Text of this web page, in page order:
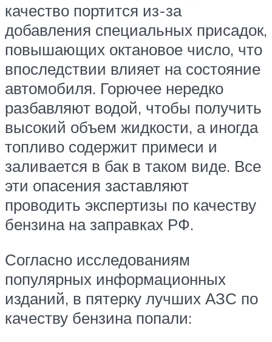
качество портится из-за
добавления специальных присадок,
повышающих октановое число, что
впоследствии влияет на состояние
автомобиля. Горючее нередко
разбавляют водой, чтобы получить
высокий объем жидкости, а иногда
топливо содержит примеси и
заливается в бак в таком виде. Все
эти опасения заставляют
проводить экспертизы по качеству
бензина на заправках РФ.
Согласно исследованиям
популярных информационных
изданий, в пятерку лучших АЗС по
качеству бензина попали: